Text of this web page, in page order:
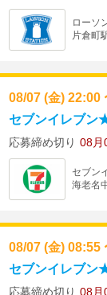
ローソ
片倉町
08/07 (金) 22:00
セブンイレブン
応募締め切り 08月
セブン
海老名
08/07 (金) 08:55
セブンイレブン
応募締め切り 08月